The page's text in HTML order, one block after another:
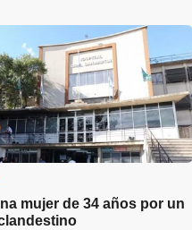
mujer de 34 años por un